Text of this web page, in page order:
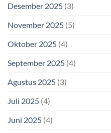
Desember 2025 (3)
November 2025 (5)
Oktober 2025 (4)
September 2025 (4)
Agustus 2025 (3)
Juli 2025 (4)
Juni 2025 (4)